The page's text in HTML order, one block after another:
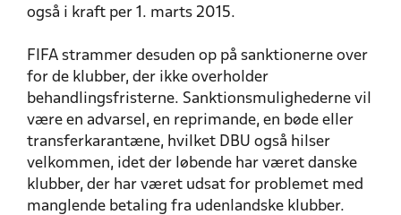
også i kraft per 1. marts 2015.
FIFA strammer desuden op på sanktionerne over
for de klubber, der ikke overholder
behandlingsfristerne. Sanktionsmulighederne vil
være en advarsel, en reprimande, en bøde eller
transferkarantæne, hvilket DBU også hilser
velkommen, idet der løbende har været danske
klubber, der har været udsat for problemet med
manglende betaling fra udenlandske klubber.